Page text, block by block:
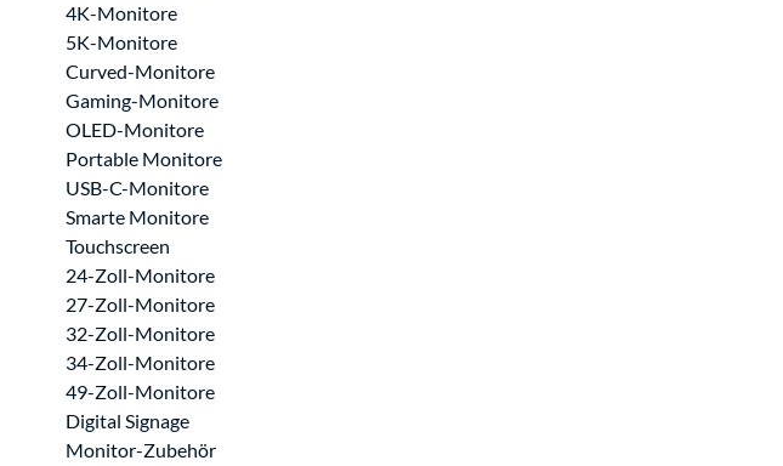
4K-Monitore
5K-Monitore
Curved-Monitore
Gaming-Monitore
OLED-Monitore
Portable Monitore
USB-C-Monitore
Smarte Monitore
Touchscreen
24-Zoll-Monitore
27-Zoll-Monitore
32-Zoll-Monitore
34-Zoll-Monitore
49-Zoll-Monitore
Digital Signage
Monitor-Zubehör